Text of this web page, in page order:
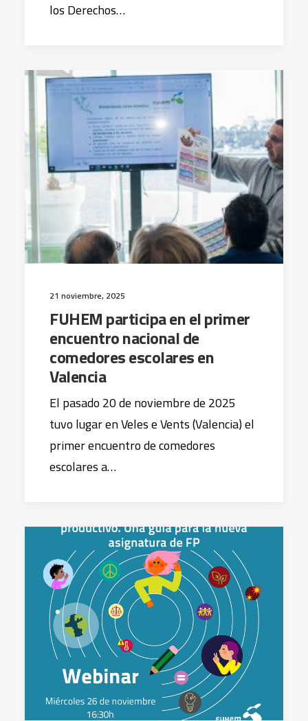
los Derechos…
21 noviembre, 2025
FUHEM participa en el primer
encuentro nacional de
comedores escolares en
Valencia
El pasado 20 de noviembre de 2025
tuvo lugar en Veles e Vents (Valencia) el
primer encuentro de comedores
escolares a…